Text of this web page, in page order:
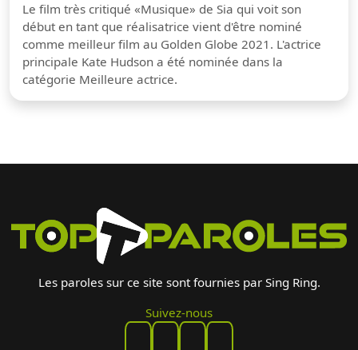
Le film très critiqué «Musique» de Sia qui voit son
début en tant que réalisatrice vient d'être nominé
comme meilleur film au Golden Globe 2021. L'actrice
principale Kate Hudson a été nominée dans la
catégorie Meilleure actrice.
Les paroles sur ce site sont fournies par Sing Ring.
Suivez-nous